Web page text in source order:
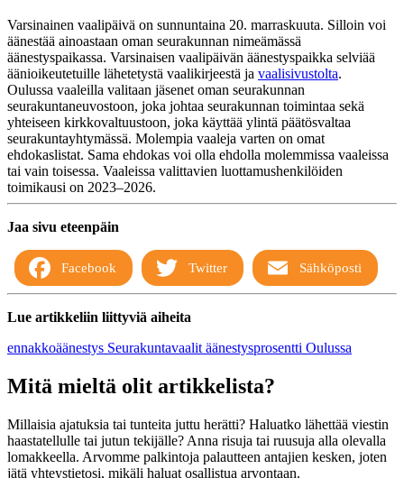
Varsinainen vaalipäivä on sunnuntaina 20. marraskuuta. Silloin voi
äänestää ainoastaan oman seurakunnan nimeämässä
äänestyspaikassa. Varsinaisen vaalipäivän äänestyspaikka selviää
äänioikeutetuille lähetetystä vaalikirjeestä ja vaalisivustolta.
Oulussa vaaleilla valitaan jäsenet oman seurakunnan
seurakuntaneuvostoon, joka johtaa seurakunnan toimintaa sekä
yhteiseen kirkkovaltuustoon, joka käyttää ylintä päätösvaltaa
seurakuntayhtymässä. Molempia vaaleja varten on omat
ehdokaslistat. Sama ehdokas voi olla ehdolla molemmissa vaaleissa
tai vain toisessa. Vaaleissa valittavien luottamushenkilöiden
toimikausi on 2023–2026.
Jaa sivu eteenpäin
Facebook Twitter Sähköposti
Lue artikkeliin liittyviä aiheita
ennakkoäänestys Seurakuntavaalit äänestysprosentti Oulussa
Mitä mieltä olit artikkelista?
Millaisia ajatuksia tai tunteita juttu herätti? Haluatko lähettää viestin
haastatellulle tai jutun tekijälle? Anna risuja tai ruusuja alla olevalla
lomakkeella. Arvomme palkintoja palautteen antajien kesken, joten
jätä yhteystietosi, mikäli haluat osallistua arvontaan.